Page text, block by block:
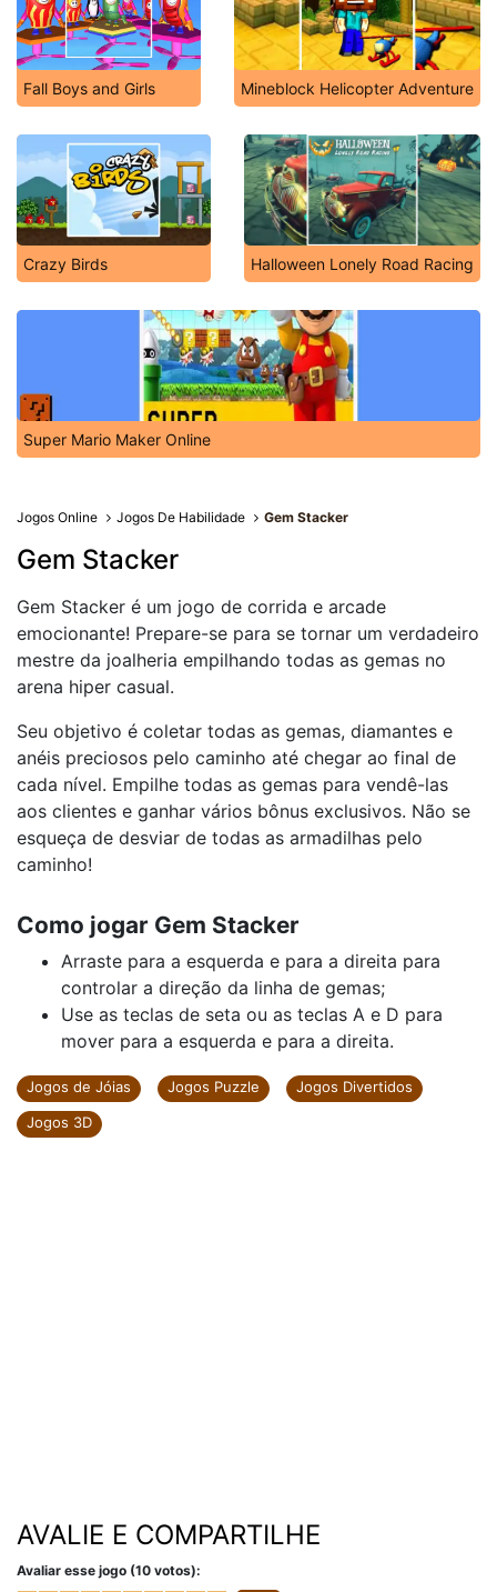
Fall Boys and Girls Mineblock Helicopter Adventure
Crazy Birds Halloween Lonely Road Racing
Super Mario Maker Online
Jogos Online Jogos De Habilidade Gem Stacker
Gem Stacker
Gem Stacker é um jogo de corrida e arcade
emocionante! Prepare-se para se tornar um verdadeiro
mestre da joalheria empilhando todas as gemas no
arena hiper casual.
Seu objetivo é coletar todas as gemas, diamantes e
anéis preciosos pelo caminho até chegar ao final de
cada nível. Empilhe todas as gemas para vendê-las
aos clientes e ganhar vários bônus exclusivos. Não se
esqueça de desviar de todas as armadilhas pelo
caminho!
Como jogar Gem Stacker
Arraste para a esquerda e para a direita para
controlar a direção da linha de gemas;
Use as teclas de seta ou as teclas A e D para
mover para a esquerda e para a direita.
Jogos de Jóias Jogos Puzzle
Jogos Divertidos
Jogos 3D
AVALIE E COMPARTILHE
Avaliar esse jogo (10 votos):